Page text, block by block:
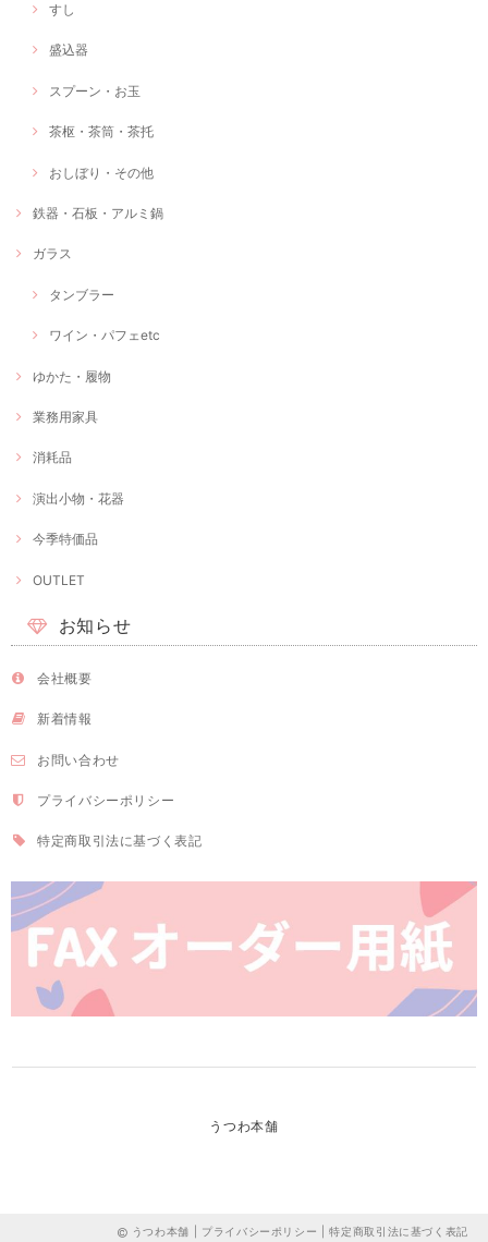
すし
盛込器
スプーン・お玉
茶枢・茶筒・茶托
おしぼり・その他
鉄器・石板・アルミ鍋
ガラス
タンブラー
ワイン・パフェetc
ゆかた・履物
業務用家具
消耗品
演出小物・花器
今季特価品
OUTLET
お知らせ
会社概要
新着情報
お問い合わせ
プライバシーポリシー
特定商取引法に基づく表記
うつわ本舗
うつわ本舗 | プライバシーポリシー |特定商取引法に基づく表記